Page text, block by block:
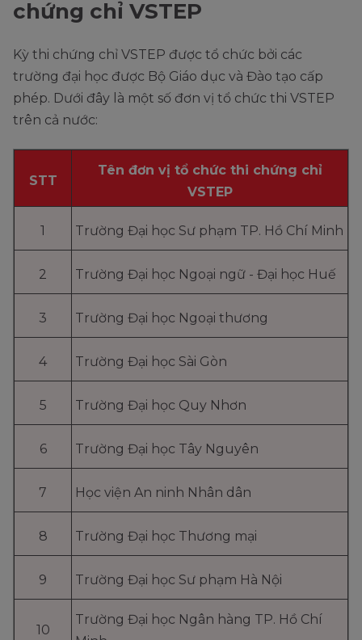
chứng chỉ VSTEP
Kỳ thi chứng chỉ VSTEP được tổ chức bởi các
trường đại học được Bộ Giáo dục và Đào tạo cấp
phép. Dưới đây là một số đơn vị tổ chức thi VSTEP
trên cả nước:
STT
Tên đơn vị tổ chức thi chứng chỉ
VSTEP
1 Trường Đại học Sư phạm TP. Hồ Chí Minh
2 Trường Đại học Ngoại ngữ - Đại học Huế
3 Trường Đại học Ngoại thương
4 Trường Đại học Sài Gòn
5 Trường Đại học Quy Nhơn
6 Trường Đại học Tây Nguyên
7 Học viện An ninh Nhân dân
8 Trường Đại học Thương mại
9 Trường Đại học Sư phạm Hà Nội
10
Trường Đại học Ngân hàng TP. Hồ Chí